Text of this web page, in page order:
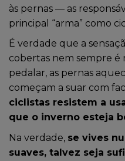
às pernas — as
principal “arma” como
É verdade que a
cobertas nem sempre é
pedalar, as pernas
começam a suar com
ciclistas resistem a
que o inverno esteja
Na verdade, se vives
suaves, talvez seja